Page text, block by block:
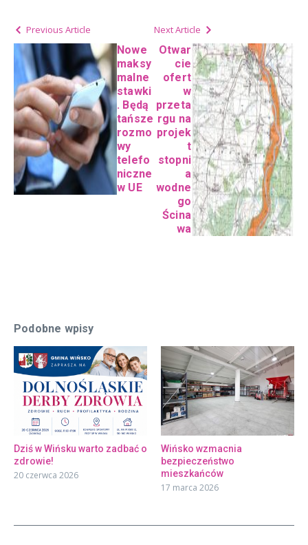
Previous Article
Nowe
maksy
malne
stawki
. Będą
tańsze
rozmo
wy
telefo
niczne
w UE
Next Article
Otwar
cie
ofert
w
przeta
rgu na
projek
t
stopni
a
wodne
go
Ścina
wa
Podobne wpisy
Dziś w Wińsku warto zadbać o
zdrowie!
20 czerwca 2026
Wińsko wzmacnia
bezpieczeństwo
mieszkańców
17 marca 2026